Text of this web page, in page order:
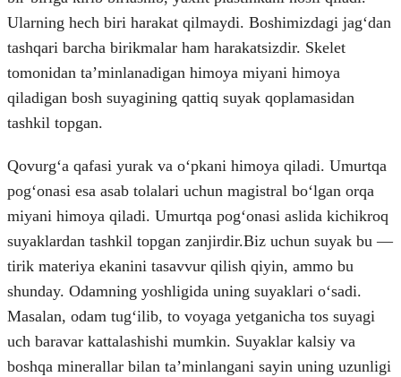
Ularning hech biri harakat qilmaydi. Boshimizdagi jagʻdan
tashqari barcha birikmalar ham harakatsizdir. Skelet
tomonidan taʼminlanadigan himoya miyani himoya
qiladigan bosh suyagining qattiq suyak qoplamasidan
tashkil topgan.
Qovurgʻa qafasi yurak va oʻpkani himoya qiladi. Umurtqa
pogʻonasi esa asab tolalari uchun magistral boʻlgan orqa
miyani himoya qiladi. Umurtqa pogʻonasi aslida kichikroq
suyaklardan tashkil topgan zanjirdir.Biz uchun suyak bu —
tirik materiya ekanini tasavvur qilish qiyin, ammo bu
shunday. Odamning yoshligida uning suyaklari oʻsadi.
Masalan, odam tugʻilib, to voyaga yetganicha tos suyagi
uch baravar kattalashishi mumkin. Suyaklar kalsiy va
boshqa minerallar bilan taʼminlangani sayin uning uzunligi